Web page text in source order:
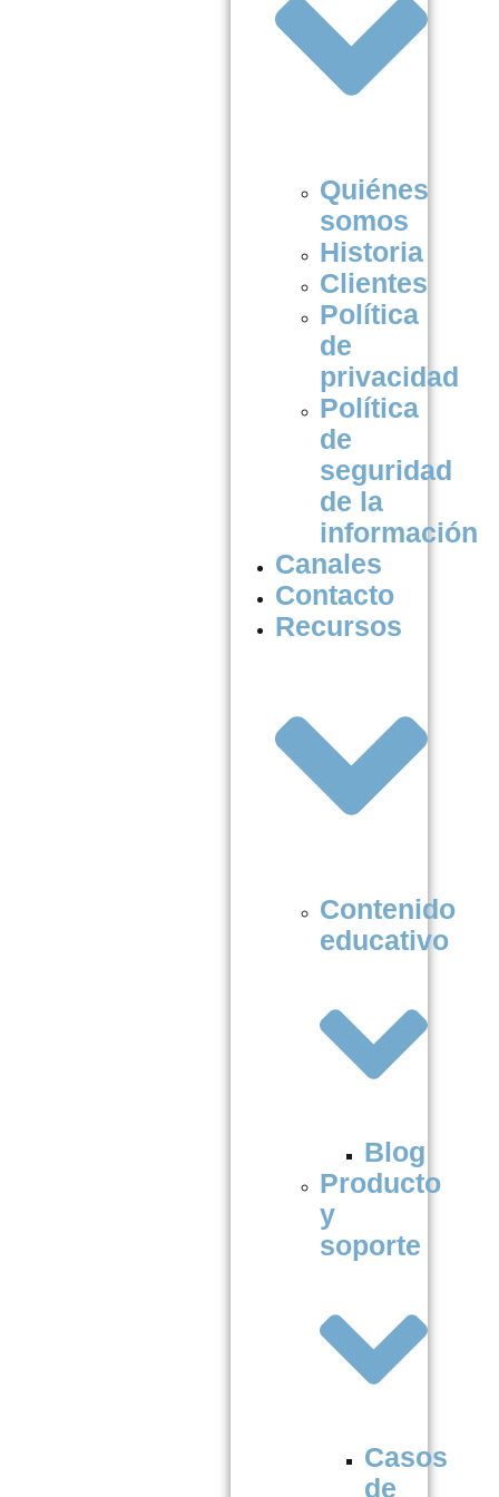
Quiénes
somos
Historia
Clientes
Política
de
privacidad
Política
de
seguridad
de la
información
Canales
Contacto
Recursos
Contenido
educativo
Blog
Producto
y
soporte
Casos
de